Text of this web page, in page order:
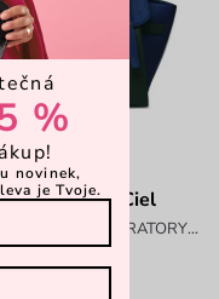
- Émeraude Ciel
kabelka z kolekce LABORATORY x ANTONIN SIMON
Kč
%
novinek,
je Tvoje.